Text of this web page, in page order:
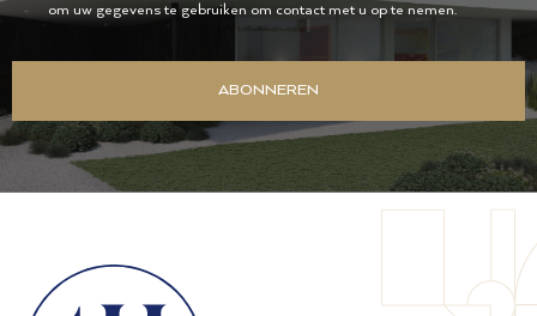
om uw gegevens te gebruiken om contact met u op te nemen.
ABONNEREN